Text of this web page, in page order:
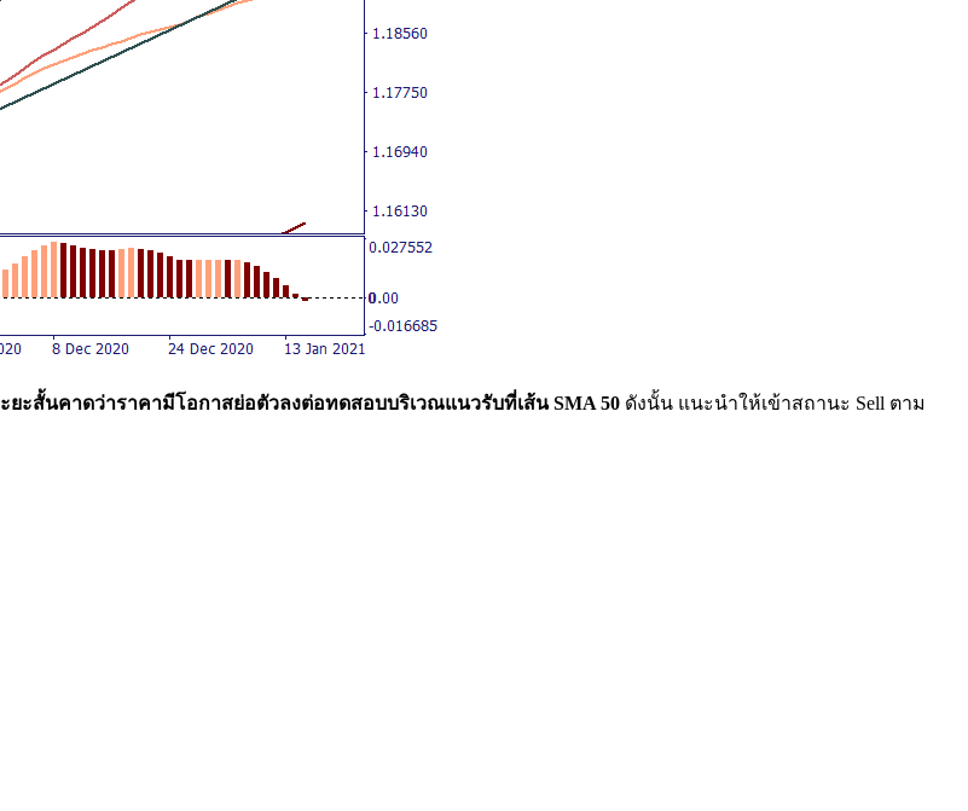
ะยะสั้นคาดว่าราคามีโอกาสย่อตัวลงต่อทดสอบบริเวณแนวรับที่เส้น SMA 50 ดังนั้น แนะนำให้เข้าสถานะ Sell ตาม